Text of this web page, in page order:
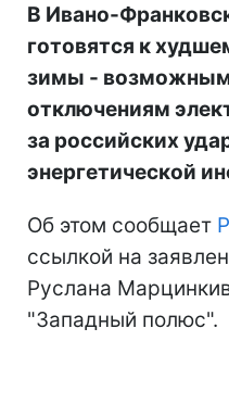
В Ивано-
готовятся к
зимы -
отключениям
за российских
энергетической
Об этом сообщает
ссылкой на
Руслана
"Западный полюс".